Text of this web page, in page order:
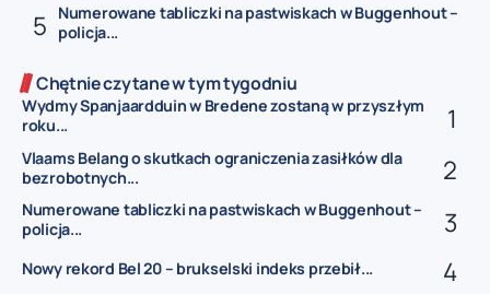
Numerowane tabliczki na pastwiskach w Buggenhout –
policja...
Chętnie czytane w tym tygodniu
Wydmy Spanjaardduin w Bredene zostaną w przyszłym
roku...
Vlaams Belang o skutkach ograniczenia zasiłków dla
bezrobotnych...
Numerowane tabliczki na pastwiskach w Buggenhout –
policja...
Nowy rekord Bel 20 – brukselski indeks przebił...